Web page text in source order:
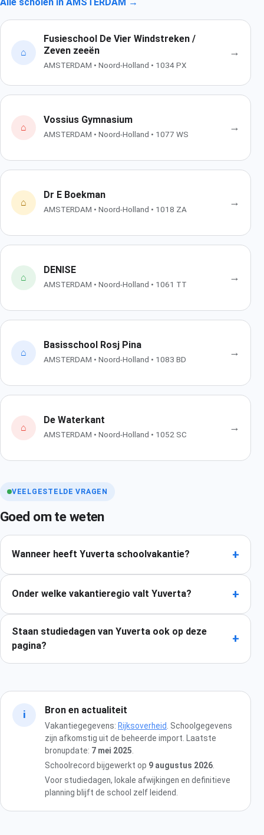
⌂
Fusieschool De Vier Windstreken /
Zeven zeeën
AMSTERDAM • Noord-Holland • 1034 PX
→
⌂
Vossius Gymnasium
AMSTERDAM • Noord-Holland • 1077 WS
→
⌂
Dr E Boekman
AMSTERDAM • Noord-Holland • 1018 ZA
→
⌂
DENISE
AMSTERDAM • Noord-Holland • 1061 TT
→
⌂
Basisschool Rosj Pina
AMSTERDAM • Noord-Holland • 1083 BD
→
⌂
De Waterkant
AMSTERDAM • Noord-Holland • 1052 SC
→
VEELGESTELDE VRAGEN
Goed om te weten
Wanneer heeft Yuverta schoolvakantie? +
Onder welke vakantieregio valt Yuverta? +
Staan studiedagen van Yuverta ook op deze
pagina?
+
i Bron en actualiteit
Vakantiegegevens: Rijksoverheid . Schoolgegevens
zijn afkomstig uit de beheerde import. Laatste
bronupdate: 7 mei 2025
Schoolrecord bijgewerkt op 9 augustus 2026
Voor studiedagen, lokale afwijkingen en definitieve
planning blijft de school zelf leidend.